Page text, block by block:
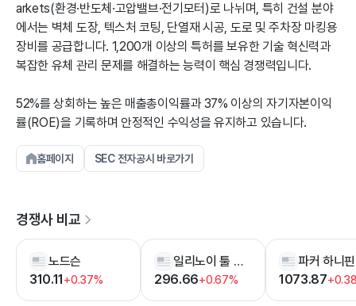
arkets(환경·반도체·고압밸브·전기모터)로 나뉘며, 특히 건설 분야
에서는 벽체 도장, 텍스처 코팅, 단열재 시공, 도로 및 주차장 마킹용
장비를 공급합니다. 1,200개 이상의 특허를 보유한 기술 혁신력과
복잡한 유체 관리 문제를 해결하는 능력이 핵심 경쟁력입니다.
52%를 상회하는 높은 매출총이익률과 37% 이상의 자기자본이익
률(ROE)을 기록하며 안정적인 수익성을 유지하고 있습니다.
홈페이지 SEC 전자공시 바로가기
경쟁사 비교
노드슨
310.11+0.37%
일리노이 툴 웍스
296.66+0.67%
파커 하니핀
1073.87